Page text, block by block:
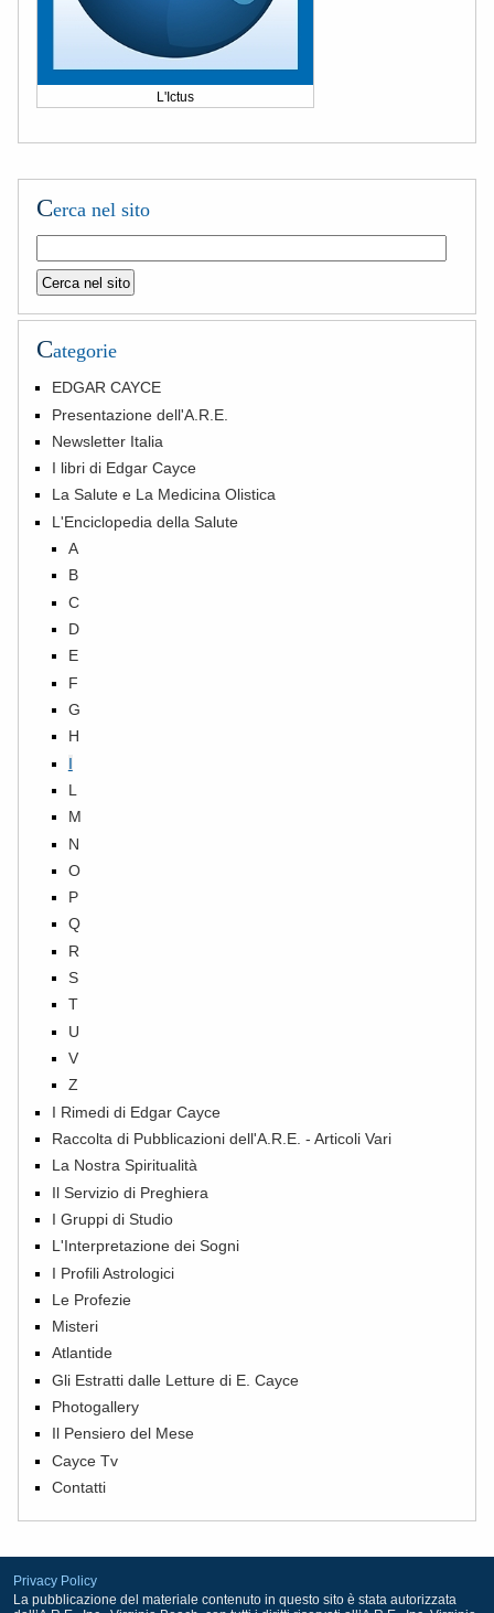
L'Ictus
Cerca nel sito
Categorie
EDGAR CAYCE
Presentazione dell'A.R.E.
Newsletter Italia
I libri di Edgar Cayce
La Salute e La Medicina Olistica
L'Enciclopedia della Salute
A
B
C
D
E
F
G
H
I
L
M
N
O
P
Q
R
S
T
U
V
Z
I Rimedi di Edgar Cayce
Raccolta di Pubblicazioni dell'A.R.E. - Articoli Vari
La Nostra Spiritualità
Il Servizio di Preghiera
I Gruppi di Studio
L'Interpretazione dei Sogni
I Profili Astrologici
Le Profezie
Misteri
Atlantide
Gli Estratti dalle Letture di E. Cayce
Photogallery
Il Pensiero del Mese
Cayce Tv
Contatti
Privacy Policy
La pubblicazione del materiale contenuto in questo sito è stata autorizzata